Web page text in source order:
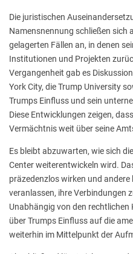
Die juristischen
Namensnennung schließen sich
gelagerten Fällen an, in denen
Institutionen und Projekten
Vergangenheit gab es
York City, die Trump University
Trumps Einfluss und sein
Diese Entwicklungen zeigen,
Vermächtnis weit über seine
Es bleibt abzuwarten, wie sich
Center weiterentwickeln wird.
präzedenzlos wirken und
veranlassen, ihre Verbindungen
Unabhängig von den rechtlichen
über Trumps Einfluss auf die
weiterhin im Mittelpunkt der